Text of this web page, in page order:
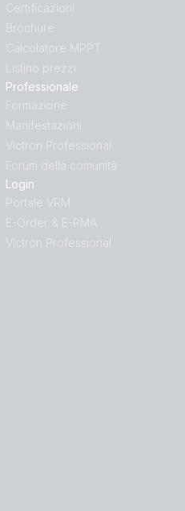
Certificazioni
Brochure
Calcolatore MPPT
Listino prezzi
Professionale
Formazione
Manifestazioni
Victron Professional
Forum della comunità
Login
Portale VRM
E-Order & E-RMA
Victron Professional